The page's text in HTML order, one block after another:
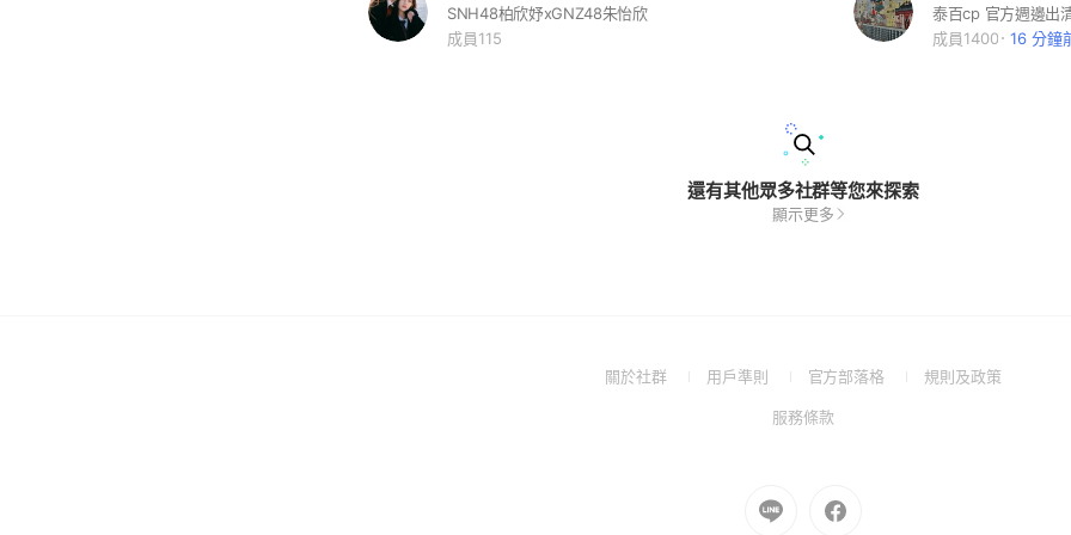
SNH48柏欣妤xGNZ48朱怡欣
成員115
成員1400
16 分鐘
還有其他眾多社群等您來探索
顯示更多
關於社群
(Open用戶準則
(Open
a
官方部落格
(Open規則及政策(Open
服務條款(Open
window)
Go
to
Go
to